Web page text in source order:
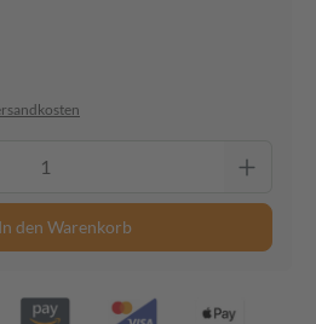
In den Warenkorb